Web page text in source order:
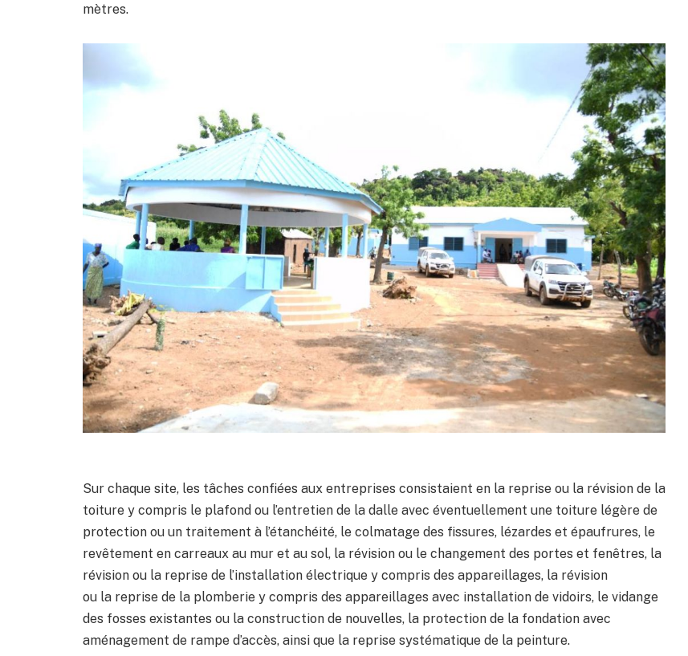
mètres.
Sur chaque site, les tâches confiées aux entreprises consistaient en la reprise ou la révision de la
toiture y compris le plafond ou l’entretien de la dalle avec éventuellement une toiture légère de
protection ou un traitement à l’étanchéité, le colmatage des fissures, lézardes et épaufrures, le
revêtement en carreaux au mur et au sol, la révision ou le changement des portes et fenêtres, la
révision ou la reprise de l’installation électrique y compris des appareillages, la révision
ou la reprise de la plomberie y compris des appareillages avec installation de vidoirs, le vidange
des fosses existantes ou la construction de nouvelles, la protection de la fondation avec
aménagement de rampe d’accès, ainsi que la reprise systématique de la peinture.